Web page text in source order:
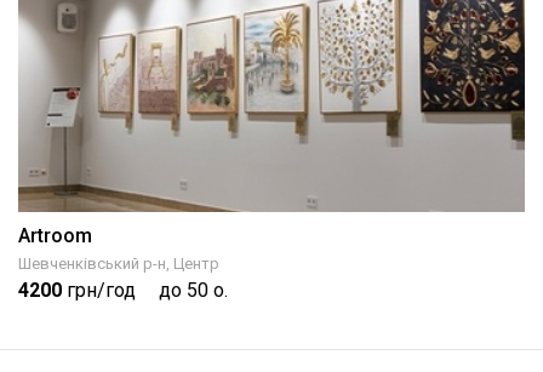
Artroom
Шевченківський р-н, Центр
4200 грн/год до 50 о.